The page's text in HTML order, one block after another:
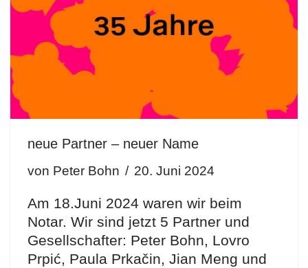
neue Partner – neuer Name
von Peter Bohn 20. Juni 2024
Am 18.Juni 2024 waren wir beim
Notar. Wir sind jetzt 5 Partner und
Gesellschafter: Peter Bohn, Lovro
Prpić, Paula Prkačin, Jian Meng und